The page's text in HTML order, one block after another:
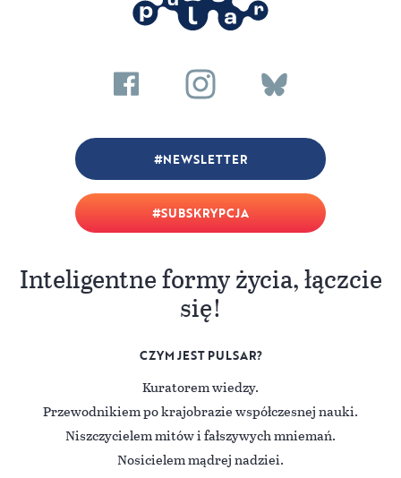
SUBSKRYPCJA
NEWSLETTER
Inteligentne formy życia, łączcie
się!
CZYM JEST PULSAR?
Kuratorem wiedzy.
Przewodnikiem po krajobrazie współczesnej nauki.
Niszczycielem mitów i fałszywych mniemań.
Nosicielem mądrej nadziei.